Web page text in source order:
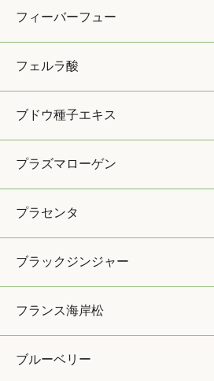
フィーバーフュー
フェルラ酸
ブドウ種子エキス
プラズマローゲン
プラセンタ
ブラックジンジャー
フランス海岸松
ブルーベリー